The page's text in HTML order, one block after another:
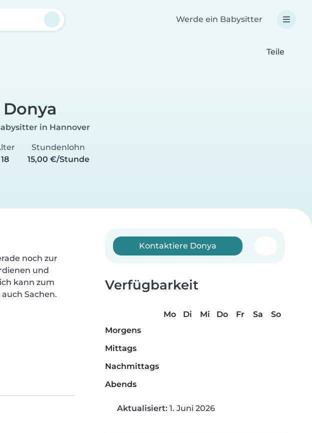
Werde ein Babysitter
Teile
Donya
in Hannover
18
Stundenlohn
15,00 €/Stunde
noch zur
und
kann zum
Sachen.
Kontaktiere Donya
Verfügbarkeit
Mo Di Mi Do Fr Sa
So
Morgens
Mittags
Nachmittags
Abends
Aktualisiert: 1. Juni 2026